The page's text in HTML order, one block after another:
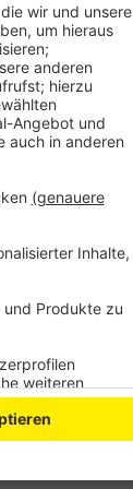
Pflege-
auf 426
alt.
haben
mehr
Und: